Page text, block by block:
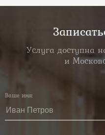
Услуга доступна
и
Ваше имя: